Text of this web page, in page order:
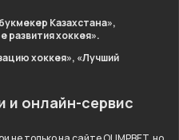
Казахстана»,
развития хоккея».
хоккея», «Лучший
и онлайн-сервис